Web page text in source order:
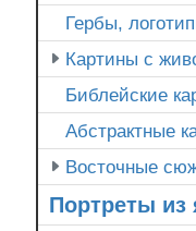
Гербы,
Картины с
Библейские
Абстрактные
Восточные
Портреты из